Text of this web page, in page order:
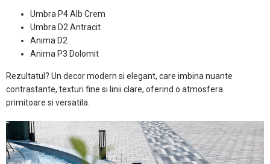
Umbra P4 Alb Crem
Umbra D2 Antracit
Anima D2
Anima P3 Dolomit
Rezultatul? Un decor modern si elegant, care imbina nuante
contrastante, texturi fine si linii clare, oferind o atmosfera
primitoare si versatila.